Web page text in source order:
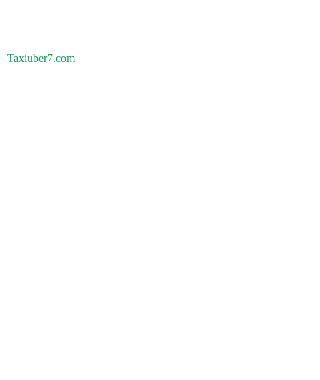
Taxiuber7.com